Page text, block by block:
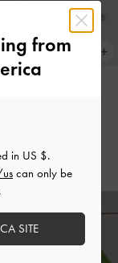
型鏈條包
NT$ 1,890
粉紅愛心耳機套
from
in US $.
can only be
SITE